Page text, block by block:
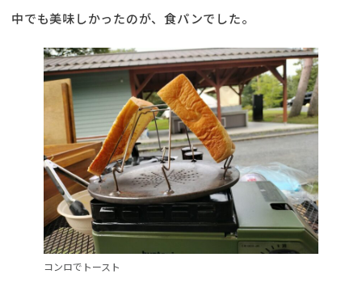
中でも美味しかったのが、食パンでした。
コンロでトースト